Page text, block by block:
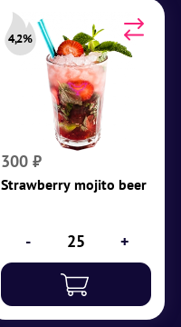
4,2%
300 ₽
Strawberry mojito beer
- +
Strawberry mojito beer
Крепость 4,2%
Дробленый лед,
светлое пиво,
клубника, клубничный
сироп, содовая, лайм,